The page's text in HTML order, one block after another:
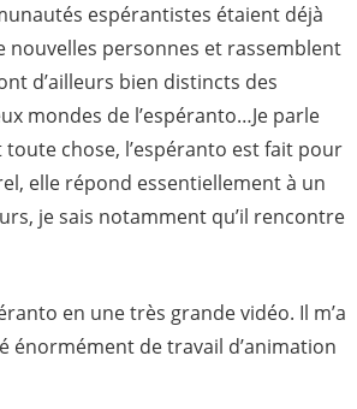
espérantistes étaient déjà
nouvelles personnes et rassemblent
d’ailleurs bien distincts des
mondes de l’espéranto…Je parle
chose, l’espéranto est fait pour
elle répond essentiellement à un
je sais notamment qu’il rencontre
en une très grande vidéo. Il m’a
énormément de travail d’animation